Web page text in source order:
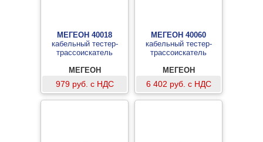
МЕГЕОН 40018
кабельный тестер-
трассоискатель
МЕГЕОН
979 руб. с НДС
МЕГЕОН 40060
кабельный тестер-
трассоискатель
МЕГЕОН
6 402 руб. с НДС